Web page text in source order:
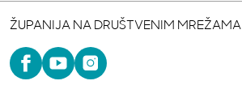
ŽUPANIJA NA DRUŠTVENIM MREŽAMA